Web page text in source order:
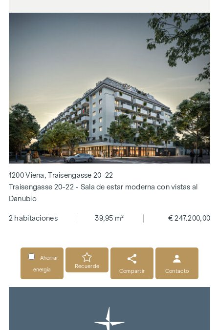
1200 Viena, Traisengasse 20-22
Traisengasse 20-22 - Sala de estar moderna con vistas al
Danubio
2 habitaciones 39,95 m² € 247.200,00
Ahorrar
energía
Recuerde
Compartir
Contacto